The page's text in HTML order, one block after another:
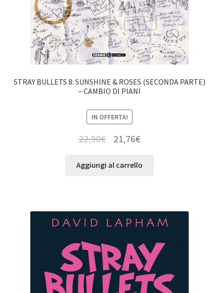
STRAY BULLETS 8: SUNSHINE & ROSES (SECONDA PARTE)
– CAMBIO DI PIANI
IN OFFERTA!
22,90€ 21,76€
Aggiungi al carrello